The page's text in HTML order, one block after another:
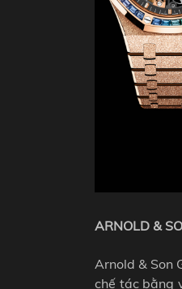
ARNOLD &
Arnold & Son
chế tác bằng